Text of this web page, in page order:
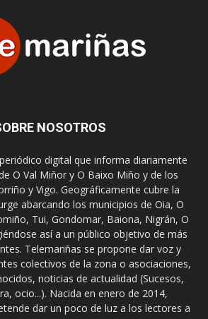
NOSOTROS
digital que informa diariamente
O Val Miñor y O Baixo Miño y de los
y Vigo. Geográficamente cubre la
abarcando los municipios de Oia, O
Tui, Gondomar, Baiona, Nigrán, O
así a un público objetivo de más
Telemariñas se propone dar voz y
colectivos de la zona o asociaciones,
noticias de actualidad (Sucesos,
ocio...). Nacida en enero de 2014,
dar un poco de luz a los lectores a